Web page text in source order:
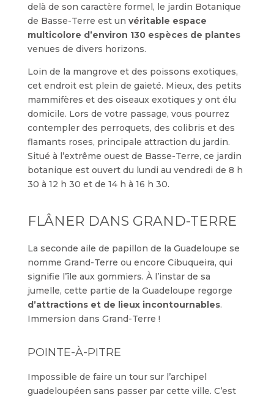
delà de son caractère formel, le jardin Botanique
de Basse-Terre est un véritable espace
multicolore d’environ 130 espèces de plantes
venues de divers horizons.
Loin de la mangrove et des poissons exotiques,
cet endroit est plein de gaieté. Mieux, des petits
mammifères et des oiseaux exotiques y ont élu
domicile. Lors de votre passage, vous pourrez
contempler des perroquets, des colibris et des
flamants roses, principale attraction du jardin.
Situé à l’extrême ouest de Basse-Terre, ce jardin
botanique est ouvert du lundi au vendredi de 8 h
30 à 12 h 30 et de 14 h à 16 h 30.
FLÂNER DANS GRAND-TERRE
La seconde aile de papillon de la Guadeloupe se
nomme Grand-Terre ou encore Cibuqueira, qui
signifie l’île aux gommiers. À l’instar de sa
jumelle, cette partie de la Guadeloupe regorge
d’attractions et de lieux incontournables.
Immersion dans Grand-Terre !
POINTE-À-PITRE
Impossible de faire un tour sur l’archipel
guadeloupéen sans passer par cette ville. C’est